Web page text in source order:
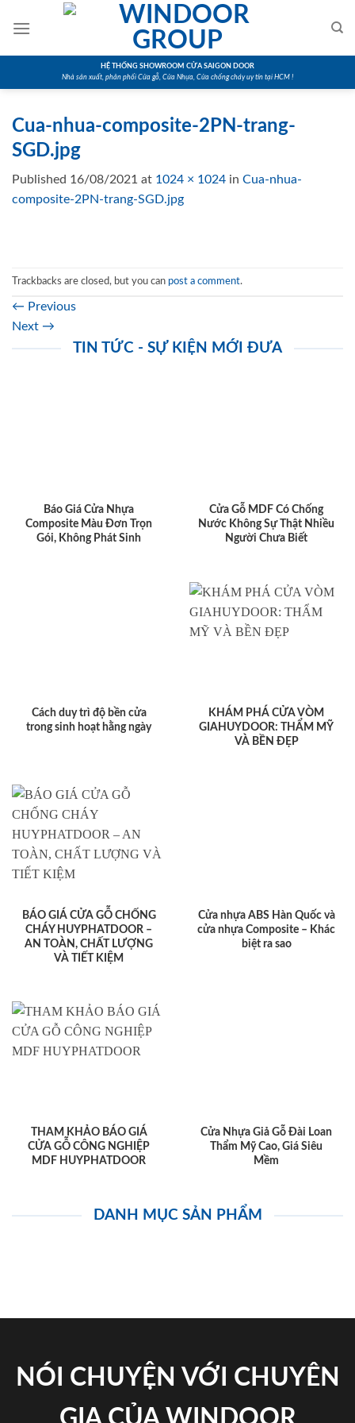
HỆ THỐNG SHOWROOM CỬA SAIGON DOOR
Nhà sản xuất, phân phối Cửa gỗ, Cửa Nhựa, Cửa chống cháy uy tín tại HCM !
Cua-nhua-composite-2PN-trang-
SGD.jpg
Published 16/08/2021 at 1024 × 1024 in Cua-nhua-
composite-2PN-trang-SGD.jpg
Trackbacks are closed, but you can post a comment.
← Previous
Next →
TIN TỨC - SỰ KIỆN MỚI ĐƯA
Báo Giá Cửa Nhựa
Composite Màu Đơn Trọn
Gói, Không Phát Sinh
Cửa Gỗ MDF Có Chống
Nước Không Sự Thật Nhiều
Người Chưa Biết
Cách duy trì độ bền cửa
trong sinh hoạt hằng ngày
KHÁM PHÁ CỬA VÒM
GIAHUYDOOR: THẨM MỸ
VÀ BỀN ĐẸP
BÁO GIÁ CỬA GỖ CHỐNG
CHÁY HUYPHATDOOR –
AN TOÀN, CHẤT LƯỢNG
VÀ TIẾT KIỆM
Cửa nhựa ABS Hàn Quốc và
cửa nhựa Composite – Khác
biệt ra sao
THAM KHẢO BÁO GIÁ
CỬA GỖ CÔNG NGHIỆP
MDF HUYPHATDOOR
Cửa Nhựa Giả Gỗ Đài Loan
Thẩm Mỹ Cao, Giá Siêu
Mềm
DANH MỤC SẢN PHẨM
NÓI CHUYỆN VỚI CHUYÊN